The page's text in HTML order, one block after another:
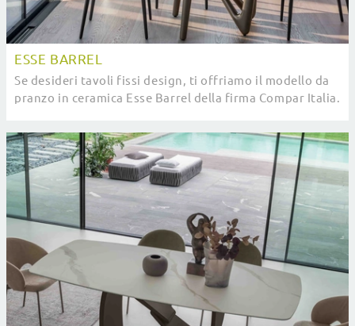
ESSE BARREL
Se desideri tavoli fissi design, ti offriamo il modello da
pranzo in ceramica Esse Barrel della firma Compar Italia.